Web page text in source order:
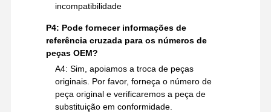
incompatibilidade
P4: Pode fornecer informações de
referência cruzada para os números de
peças OEM?
A4: Sim, apoiamos a troca de peças
originais. Por favor, forneça o número de
peça original e verificaremos a peça de
substituição em conformidade.